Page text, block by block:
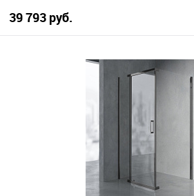
39 793 руб.
В корзину